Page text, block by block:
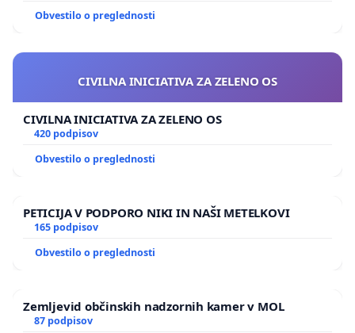
Obvestilo o preglednosti
CIVILNA INICIATIVA ZA ZELENO OS
CIVILNA INICIATIVA ZA ZELENO OS
420 podpisov
Obvestilo o preglednosti
PETICIJA V PODPORO NIKI IN NAŠI METELKOVI
165 podpisov
Obvestilo o preglednosti
Zemljevid občinskih nadzornih kamer v MOL
87 podpisov